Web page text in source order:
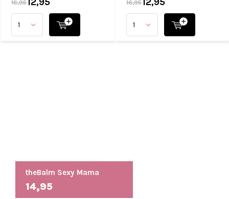
16,95 16,95
theBalm Sexy Mama
14,95